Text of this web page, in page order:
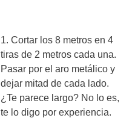
1. Cortar los 8 metros en 4
tiras de 2 metros cada una.
Pasar por el aro metálico y
dejar mitad de cada lado.
¿Te parece largo? No lo es,
te lo digo por experiencia.